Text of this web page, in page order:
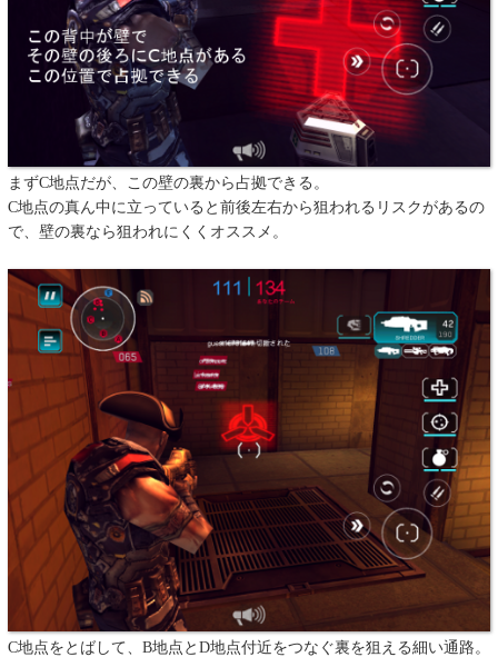
まずC地点だが、この壁の裏から占拠できる。
C地点の真ん中に立っていると前後左右から狙われるリスクがあるの
で、壁の裏なら狙われにくくオススメ。
C地点をとばして、B地点とD地点付近をつなぐ裏を狙える細い通路。